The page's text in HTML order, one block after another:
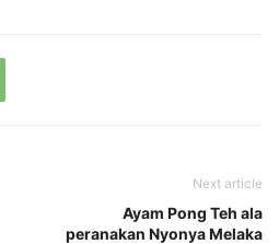
Next article
Ayam Pong Teh ala
peranakan Nyonya Melaka